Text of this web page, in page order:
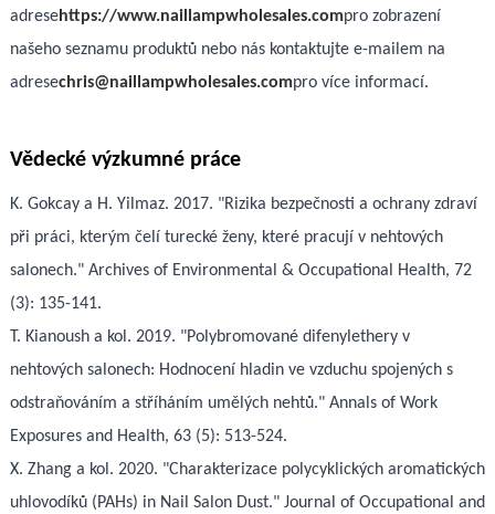
adresehttps://www.naillampwholesales.compro zobrazení
našeho seznamu produktů nebo nás kontaktujte e-mailem na
adresechris@naillampwholesales.compro více informací.
Vědecké výzkumné práce
K. Gokcay a H. Yilmaz. 2017. "Rizika bezpečnosti a ochrany zdraví
při práci, kterým čelí turecké ženy, které pracují v nehtových
salonech." Archives of Environmental & Occupational Health, 72
(3): 135-141.
T. Kianoush a kol. 2019. "Polybromované difenylethery v
nehtových salonech: Hodnocení hladin ve vzduchu spojených s
odstraňováním a stříháním umělých nehtů." Annals of Work
Exposures and Health, 63 (5): 513-524.
X. Zhang a kol. 2020. "Charakterizace polycyklických aromatických
uhlovodíků (PAHs) in Nail Salon Dust." Journal of Occupational and